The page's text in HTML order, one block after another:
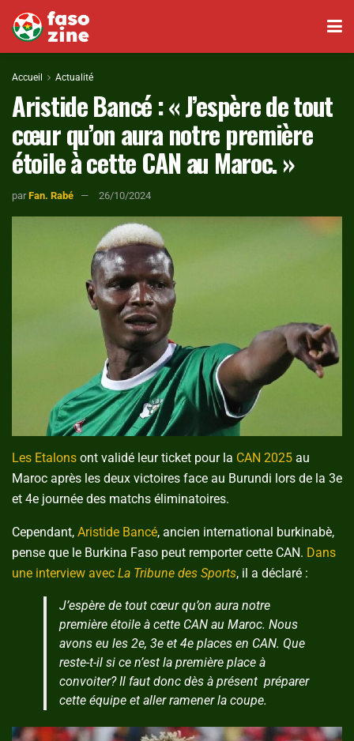
Accueil Actualité
Aristide Bancé : « J’espère de tout
cœur qu’on aura notre première
étoile à cette CAN au Maroc. »
par Fan. Rabé 26/10/2024
Les Etalons ont validé leur ticket pour la CAN 2025 au
Maroc après les deux victoires face au Burundi lors de la 3e
et 4e journée des matchs éliminatoires.
Cependant, Aristide Bancé, ancien international burkinabè,
pense que le Burkina Faso peut remporter cette CAN. Dans
une interview avec La Tribune des Sports, il a déclaré :
J’espère de tout cœur qu’on aura notre
première étoile à cette CAN au Maroc. Nous
avons eu les 2e, 3e et 4e places en CAN. Que
reste-t-il si ce n’est la première place à
convoiter? Il faut donc dès à présent préparer
cette équipe et aller ramener la coupe.